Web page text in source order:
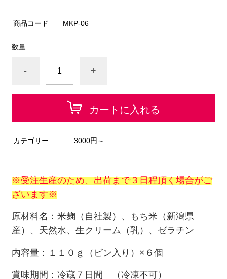
商品コード MKP-06
数量
- +
カートに入れる
カテゴリー 3000円～
※受注生産のため、出荷まで３日程頂く場合がご
ざいます※
原材料名：米麹（自社製）、もち米（新潟県
産）、天然水、生クリーム（乳）、ゼラチン
内容量：１１０ｇ（ビン入り）×６個
賞味期間：冷蔵７日間 （冷凍不可）